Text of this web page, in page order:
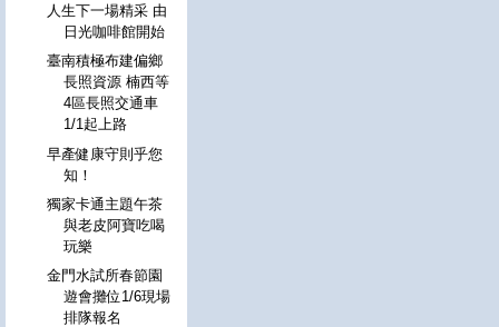
人生下一場精采 由
日光咖啡館開始
臺南積極布建偏鄉
長照資源 楠西等
4區長照交通車
1/1起上路
早產健康守則乎您
知！
獨家卡通主題午茶
與老皮阿寶吃喝
玩樂
金門水試所春節園
遊會攤位1/6現場
排隊報名